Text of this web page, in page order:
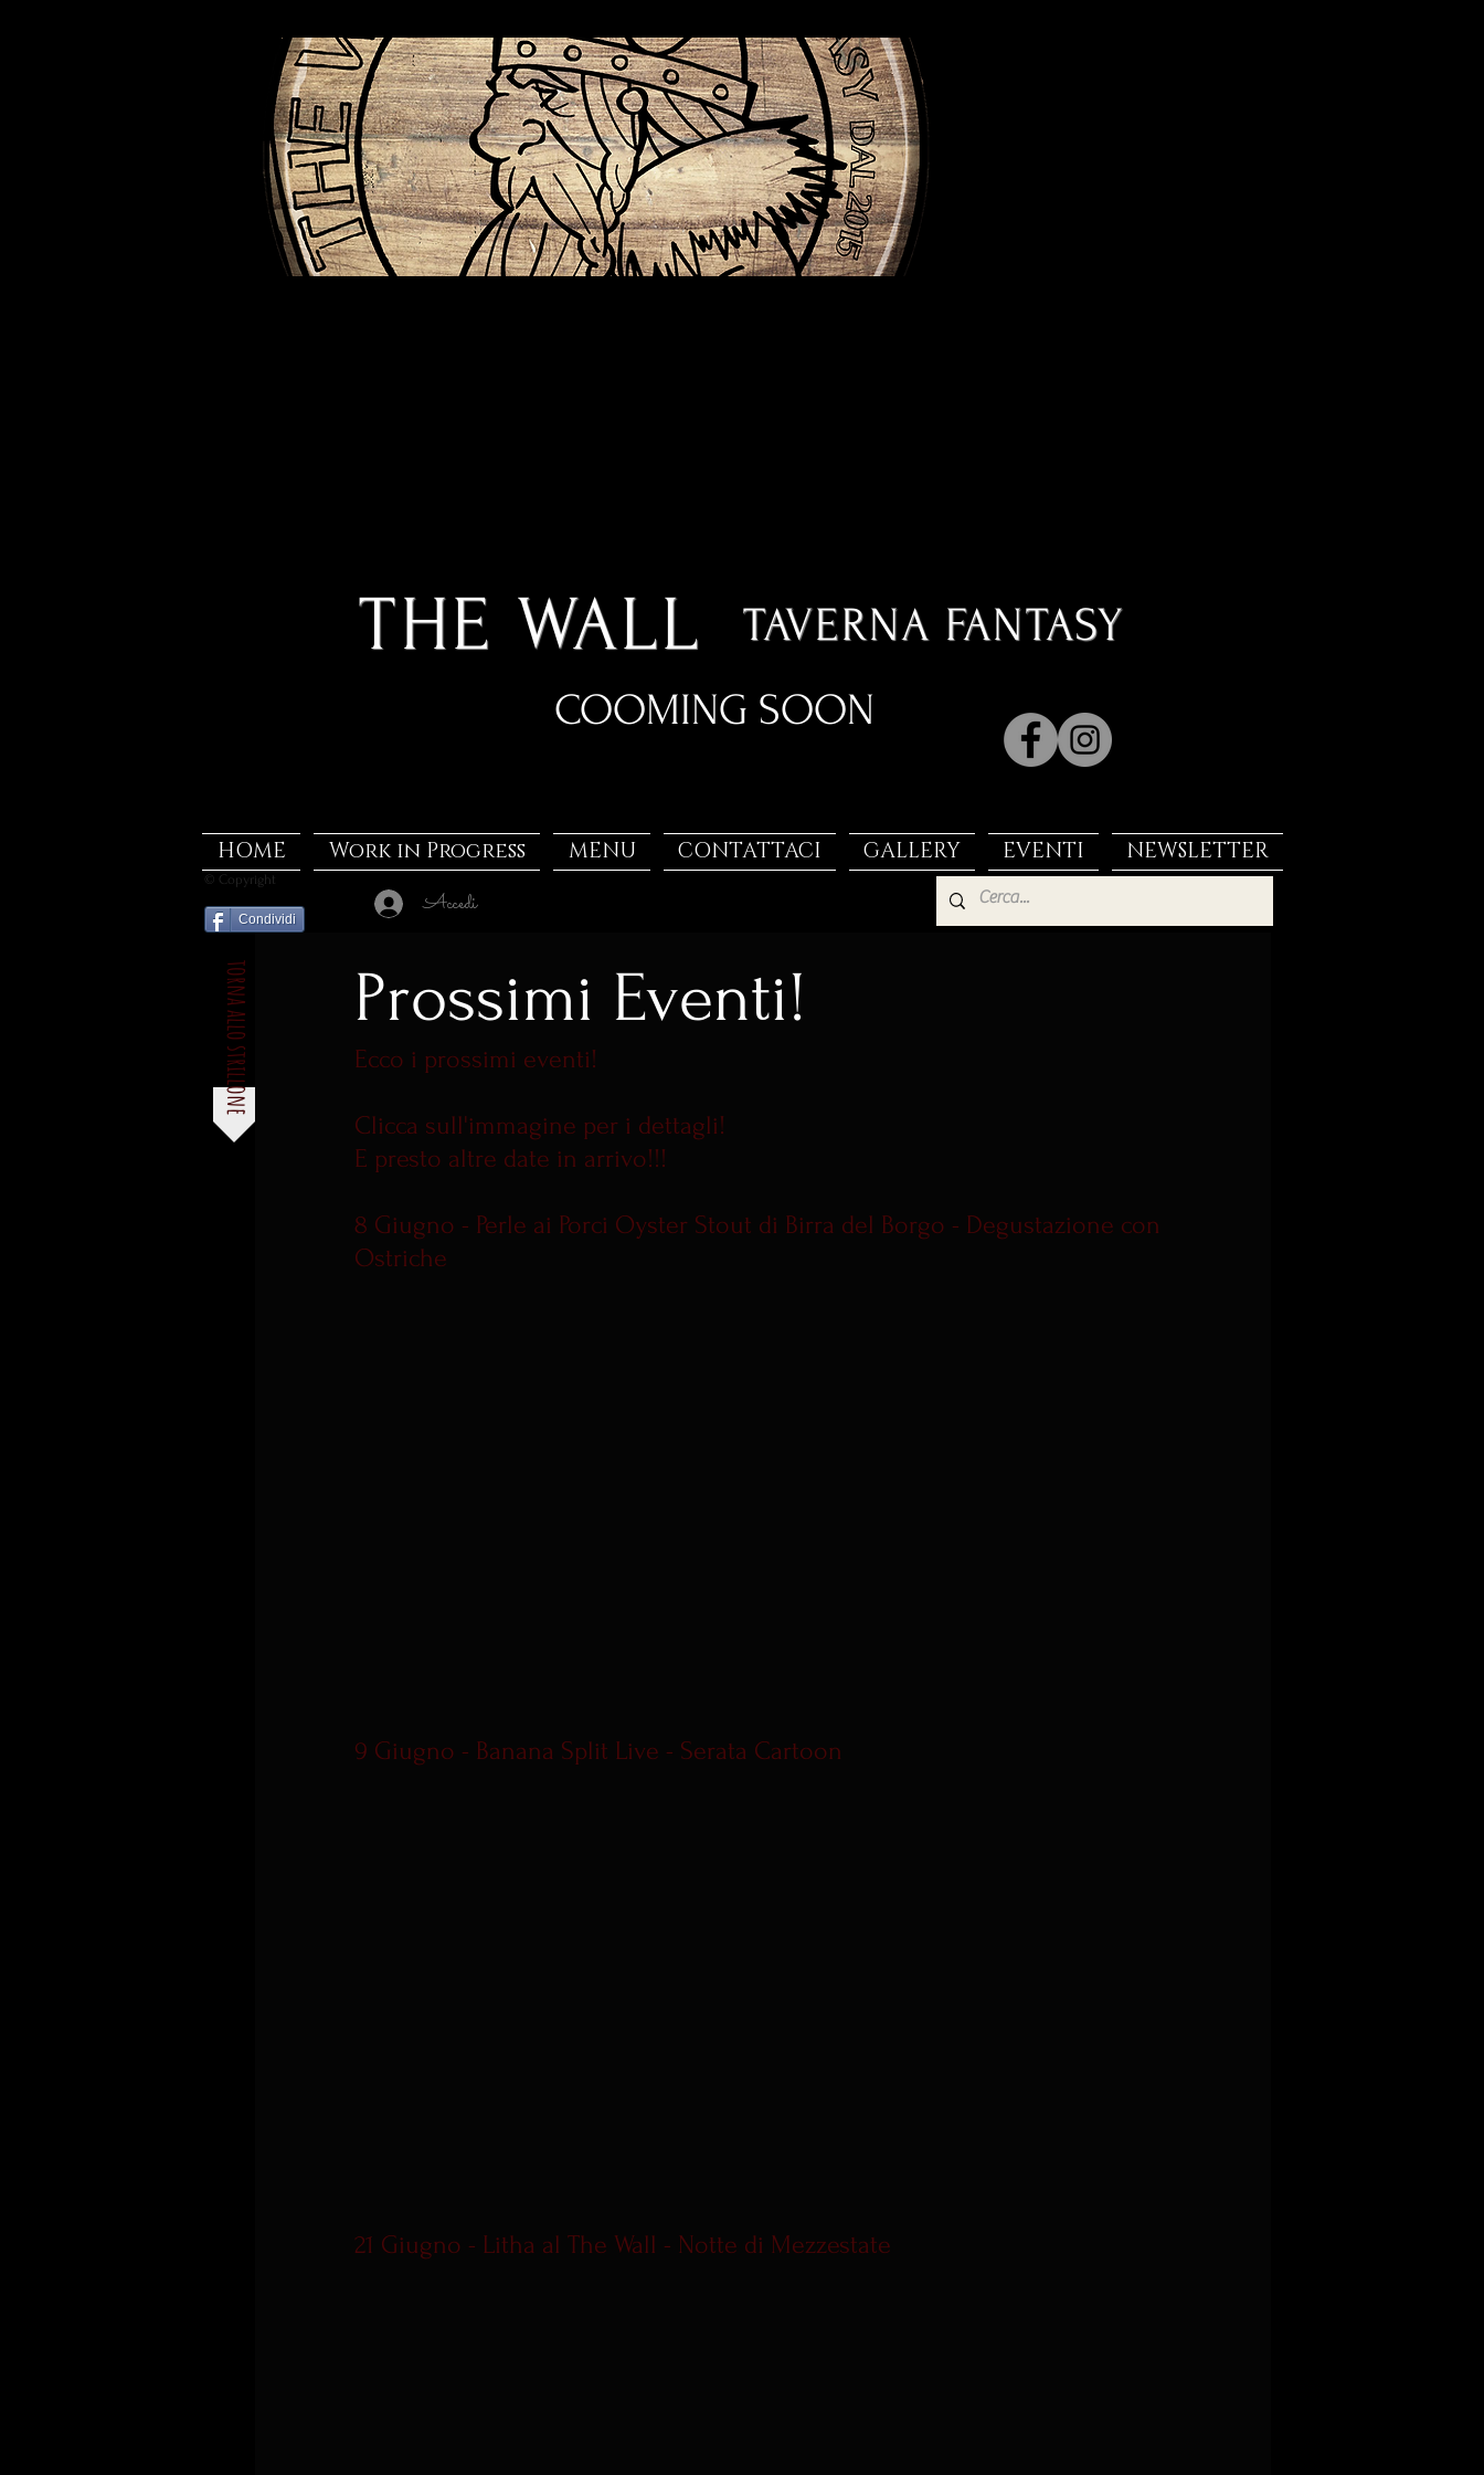
THE WALL TAVERNA FANTASY
COOMING SOON
HOME Work in Progress MENU CONTATTACI GALLERY EVENTI NEWSLETTER
© Copyright
Condividi Accedi
Prossimi Eventi!
Ecco i prossimi eventi!
Clicca sull'immagine per i dettagli!
E presto altre date in arrivo!!!
8 Giugno - Perle ai Porci Oyster Stout di Birra del Borgo - Degustazione con
Ostriche
9 Giugno - Banana Split Live - Serata Cartoon
21 Giugno - Litha al The Wall - Notte di Mezzestate
torna allo strillone